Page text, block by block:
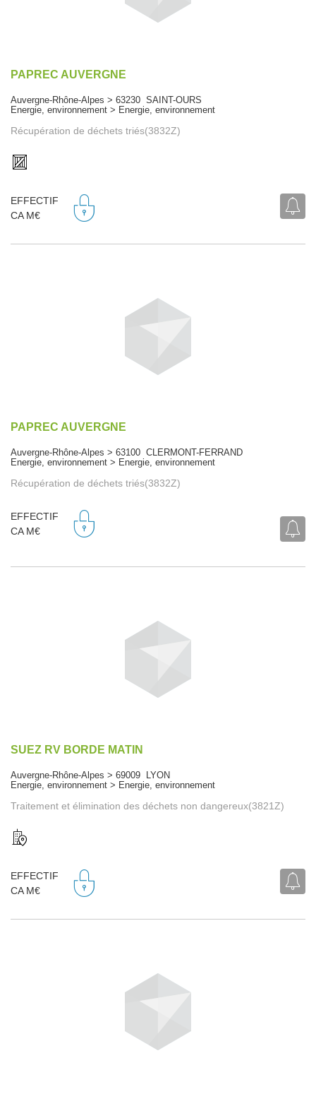
PAPREC AUVERGNE
Auvergne-Rhône-Alpes > 63230 SAINT-OURS
Energie, environnement > Energie, environnement
Récupération de déchets triés(3832Z)
EFFECTIF
CA M€
PAPREC AUVERGNE
Auvergne-Rhône-Alpes > 63100 CLERMONT-FERRAND
Energie, environnement > Energie, environnement
Récupération de déchets triés(3832Z)
EFFECTIF
CA M€
SUEZ RV BORDE MATIN
Auvergne-Rhône-Alpes > 69009 LYON
Energie, environnement > Energie, environnement
Traitement et élimination des déchets non dangereux(3821Z)
EFFECTIF
CA M€